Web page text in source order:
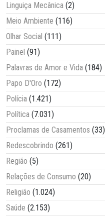
Linguiça Mecânica (2)
Meio Ambiente (116)
Olhar Social (111)
Painel (91)
Palavras de Amor e Vida (184)
Papo D'Oro (172)
Polícia (1.421)
Política (7.031)
Proclamas de Casamentos (33)
Redescobrindo (261)
Região (5)
Relações de Consumo (20)
Religião (1.024)
Saúde (2.153)